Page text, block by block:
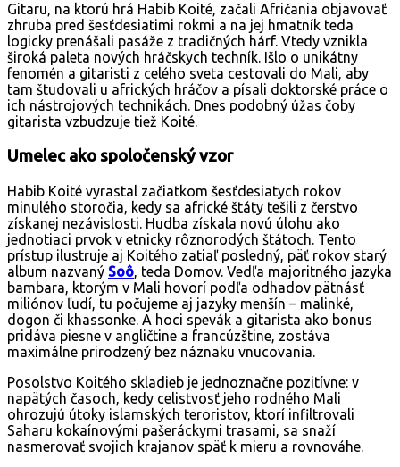
Gitaru, na ktorú hrá Habib Koité, začali Afričania objavovať
zhruba pred šesťdesiatimi rokmi a na jej hmatník teda
logicky prenášali pasáže z tradičných hárf. Vtedy vznikla
široká paleta nových hráčskych techník. Išlo o unikátny
fenomén a gitaristi z celého sveta cestovali do Mali, aby
tam študovali u afrických hráčov a písali doktorské práce o
ich nástrojových technikách. Dnes podobný úžas čoby
gitarista vzbudzuje tiež Koité.
Umelec ako spoločenský vzor
Habib Koité vyrastal začiatkom šesťdesiatych rokov
minulého storočia, kedy sa africké štáty tešili z čerstvo
získanej nezávislosti. Hudba získala novú úlohu ako
jednotiaci prvok v etnicky rôznorodých štátoch. Tento
prístup ilustruje aj Koitého zatiaľ posledný, päť rokov starý
album nazvaný Soô, teda Domov. Vedľa majoritného jazyka
bambara, ktorým v Mali hovorí podľa odhadov pätnásť
miliónov ľudí, tu počujeme aj jazyky menšín – malinké,
dogon či khassonke. A hoci spevák a gitarista ako bonus
pridáva piesne v angličtine a francúzštine, zostáva
maximálne prirodzený bez náznaku vnucovania.
Posolstvo Koitého skladieb je jednoznačne pozitívne: v
napätých časoch, kedy celistvosť jeho rodného Mali
ohrozujú útoky islamských teroristov, ktorí infiltrovali
Saharu kokaínovými pašeráckymi trasami, sa snaží
nasmerovať svojich krajanov späť k mieru a rovnováhe.